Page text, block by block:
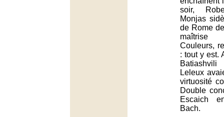
soir,
Monjas
de Rome
maîtrise
Couleurs,
: tout y est.
Leleux
virtuosité
Double
Escaich
Bach.